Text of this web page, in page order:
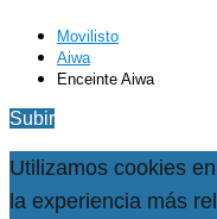
Movilisto
Aiwa
Enceinte Aiwa
Subir
Utilizamos cookies
la experiencia más